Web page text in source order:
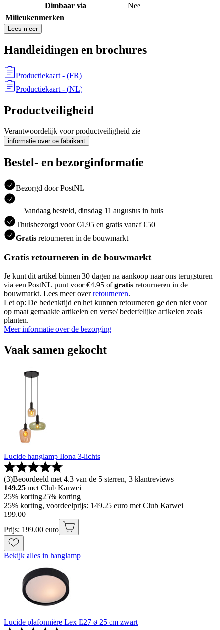
Dimbaar via
Nee
Milieukenmerken
Lees meer
Handleidingen en brochures
Productiekaart - (FR)
Productiekaart - (NL)
Productveiligheid
Verantwoordelijk voor productveiligheid zie
informatie over de fabrikant
Bestel- en bezorginformatie
Bezorgd door PostNL
Vandaag besteld, dinsdag 11 augustus in huis
Thuisbezorgd voor €4.95 en gratis vanaf €50
Gratis retourneren in de bouwmarkt
Gratis retourneren in de bouwmarkt
Je kunt dit artikel binnen 30 dagen na aankoop naar ons terugsturen
via een PostNL-punt voor €4.95 ofgratis retourneren in de
bouwmarkt. Lees meer overretourneren.
Let op: De bedenktijd en het kunnen retourneren gelden niet voor
op maat gemaakte artikelen en verse/ bederfelijke artikelen zoals
planten.
Meer informatie over de bezorging
Vaak samen gekocht
Lucide hanglamp Ilona 3-lichts
(3)Beoordeeld met 4.3 van de 5 sterren, 3 klantreviews
149.25 met Club Karwei
25% korting25% korting
25% korting, voordeelprijs: 149.25 euro met Club Karwei
199.00
Prijs: 199.00 euro
Bekijk alles in hanglamp
Lucide plafonnière Lex E27 ø 25 cm zwart